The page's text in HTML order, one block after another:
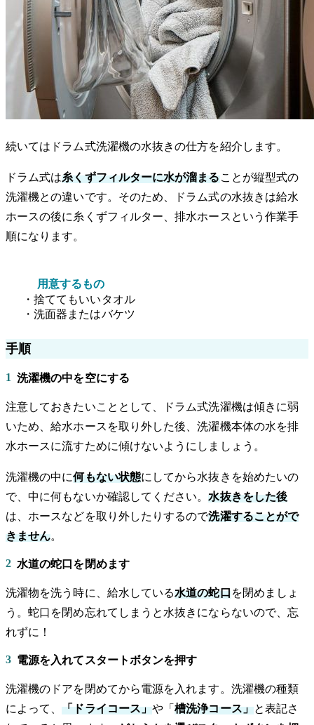
続いてはドラム式洗濯機の水抜きの仕方を紹介します。
ドラム式は糸くずフィルターに水が溜まることが縦型式の
洗濯機との違いです。そのため、ドラム式の水抜きは給水
ホースの後に糸くずフィルター、排水ホースという作業手
順になります。
用意するもの
・捨ててもいいタオル
・洗面器またはバケツ
手順
1 洗濯機の中を空にする
注意しておきたいこととして、ドラム式洗濯機は傾きに弱
いため、給水ホースを取り外した後、洗濯機本体の水を排
水ホースに流すために傾けないようにしましょう。
洗濯機の中に何もない状態にしてから水抜きを始めたいの
で、中に何もないか確認してください。水抜きをした後
は、ホースなどを取り外したりするので洗濯することがで
きません。
2 水道の蛇口を閉めます
洗濯物を洗う時に、給水している水道の蛇口を閉めましょ
う。蛇口を閉め忘れてしまうと水抜きにならないので、忘
れずに！
3 電源を入れてスタートボタンを押す
洗濯機のドアを閉めてから電源を入れます。洗濯機の種類
によって、「ドライコース」や「槽洗浄コース」と表記さ